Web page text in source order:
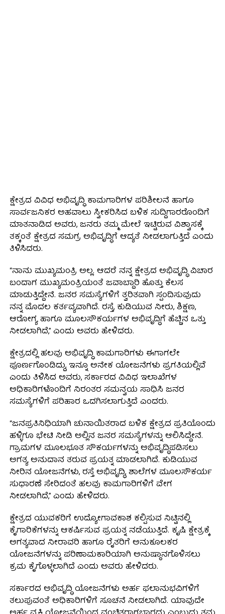
ಕ್ಷೇತ್ರದ ವಿವಿಧ ಅಭಿವೃದ್ಧಿ ಕಾಮಗಾರಿಗಳ ಪರಿಶೀಲನೆ ಹಾಗೂ
ಸಾರ್ವಜನಿಕರ ಅಹವಾಲು ಸ್ವೀಕರಿಸಿದ ಬಳಿಕ ಸುದ್ದಿಗಾರರೊಂದಿಗೆ
ಮಾತನಾಡಿದ ಅವರು, ಜನರು ತಮ್ಮ ಮೇಲೆ ಇಟ್ಟಿರುವ ವಿಶ್ವಾಸಕ್ಕೆ
ತಕ್ಕಂತೆ ಕ್ಷೇತ್ರದ ಸಮಗ್ರ ಅಭಿವೃದ್ಧಿಗೆ ಆದ್ಯತೆ ನೀಡಲಾಗುತ್ತಿದೆ ಎಂದು
ತಿಳಿಸಿದರು.
“ನಾನು ಮುಖ್ಯಮಂತ್ರಿ ಅಲ್ಲ. ಆದರೆ ನನ್ನ ಕ್ಷೇತ್ರದ ಅಭಿವೃದ್ಧಿ ವಿಚಾರ
ಬಂದಾಗ ಮುಖ್ಯಮಂತ್ರಿಯಂತೆ ಜವಾಬ್ದಾರಿ ಹೊತ್ತು ಕೆಲಸ
ಮಾಡುತ್ತಿದ್ದೇನೆ. ಜನರ ಸಮಸ್ಯೆಗಳಿಗೆ ತ್ವರಿತವಾಗಿ ಸ್ಪಂದಿಸುವುದು
ನನ್ನ ಮೊದಲ ಕರ್ತವ್ಯವಾಗಿದೆ. ರಸ್ತೆ, ಕುಡಿಯುವ ನೀರು, ಶಿಕ್ಷಣ,
ಆರೋಗ್ಯ ಹಾಗೂ ಮೂಲಸೌಕರ್ಯಗಳ ಅಭಿವೃದ್ಧಿಗೆ ಹೆಚ್ಚಿನ ಒತ್ತು
ನೀಡಲಾಗಿದೆ,” ಎಂದು ಅವರು ಹೇಳಿದರು.
ಕ್ಷೇತ್ರದಲ್ಲಿ ಹಲವು ಅಭಿವೃದ್ಧಿ ಕಾಮಗಾರಿಗಳು ಈಗಾಗಲೇ
ಪೂರ್ಣಗೊಂಡಿದ್ದು, ಇನ್ನೂ ಅನೇಕ ಯೋಜನೆಗಳು ಪ್ರಗತಿಯಲ್ಲಿವೆ
ಎಂದು ತಿಳಿಸಿದ ಅವರು, ಸರ್ಕಾರದ ವಿವಿಧ ಇಲಾಖೆಗಳ
ಅಧಿಕಾರಿಗಳೊಂದಿಗೆ ನಿರಂತರ ಸಮನ್ವಯ ಸಾಧಿಸಿ ಜನರ
ಸಮಸ್ಯೆಗಳಿಗೆ ಪರಿಹಾರ ಒದಗಿಸಲಾಗುತ್ತಿದೆ ಎಂದರು.
“ಜನಪ್ರತಿನಿಧಿಯಾಗಿ ಚುನಾಯಿತರಾದ ಬಳಿಕ ಕ್ಷೇತ್ರದ ಪ್ರತಿಯೊಂದು
ಹಳ್ಳಿಗೂ ಭೇಟಿ ನೀಡಿ ಅಲ್ಲಿನ ಜನರ ಸಮಸ್ಯೆಗಳನ್ನು ಆಲಿಸಿದ್ದೇನೆ.
ಗ್ರಾಮಗಳ ಮೂಲಭೂತ ಸೌಕರ್ಯಗಳನ್ನು ಅಭಿವೃದ್ಧಿಪಡಿಸಲು
ಅಗತ್ಯ ಅನುದಾನ ತರುವ ಪ್ರಯತ್ನ ಮಾಡಲಾಗಿದೆ. ಕುಡಿಯುವ
ನೀರಿನ ಯೋಜನೆಗಳು, ರಸ್ತೆ ಅಭಿವೃದ್ಧಿ, ಶಾಲೆಗಳ ಮೂಲಸೌಕರ್ಯ
ಸುಧಾರಣೆ ಸೇರಿದಂತೆ ಹಲವು ಕಾಮಗಾರಿಗಳಿಗೆ ವೇಗ
ನೀಡಲಾಗಿದೆ,” ಎಂದು ಹೇಳಿದರು.
ಕ್ಷೇತ್ರದ ಯುವಕರಿಗೆ ಉದ್ಯೋಗಾವಕಾಶ ಕಲ್ಪಿಸುವ ನಿಟ್ಟಿನಲ್ಲಿ
ಕೈಗಾರಿಕೆಗಳನ್ನು ಆಕರ್ಷಿಸುವ ಪ್ರಯತ್ನ ನಡೆಯುತ್ತಿದೆ. ಕೃಷಿ ಕ್ಷೇತ್ರಕ್ಕೆ
ಅಗತ್ಯವಾದ ನೀರಾವರಿ ಹಾಗೂ ರೈತರಿಗೆ ಅನುಕೂಲಕರ
ಯೋಜನೆಗಳನ್ನು ಪರಿಣಾಮಕಾರಿಯಾಗಿ ಅನುಷ್ಠಾನಗೊಳಿಸಲು
ಕ್ರಮ ಕೈಗೊಳ್ಳಲಾಗಿದೆ ಎಂದು ಅವರು ಹೇಳಿದರು.
ಸರ್ಕಾರದ ಅಭಿವೃದ್ಧಿ ಯೋಜನೆಗಳು ಅರ್ಹ ಫಲಾನುಭವಿಗಳಿಗೆ
ತಲುಪುವಂತೆ ಅಧಿಕಾರಿಗಳಿಗೆ ಸೂಚನೆ ನೀಡಲಾಗಿದೆ. ಯಾವುದೇ